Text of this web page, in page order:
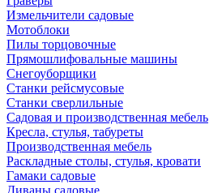
Измельчители садовые
Мотоблоки
Пилы торцовочные
Прямошлифовальные машины
Снегоуборщики
Станки рейсмусовые
Станки сверлильные
Садовая и производственная мебель
Кресла, стулья, табуреты
Производственная мебель
Раскладные столы, стулья, кровати
Гамаки садовые
Диваны садовые